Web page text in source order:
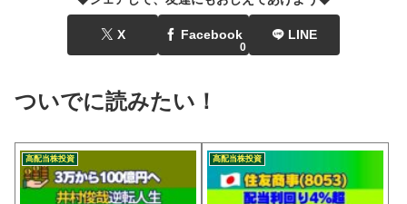
X Facebook
0
LINE
ついでに読みたい！
高配当株投資 高配当株投資